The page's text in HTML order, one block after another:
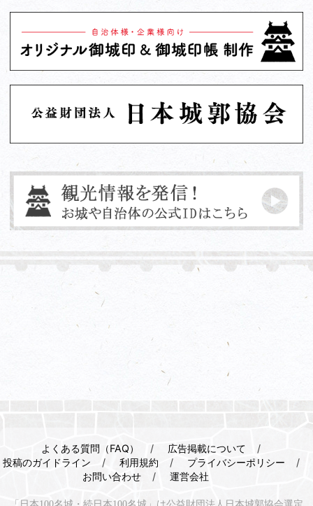
よくある質問（FAQ）
広告掲載について
投稿のガイドライン
利用規約
プライバシーポリシー
お問い合わせ
運営会社